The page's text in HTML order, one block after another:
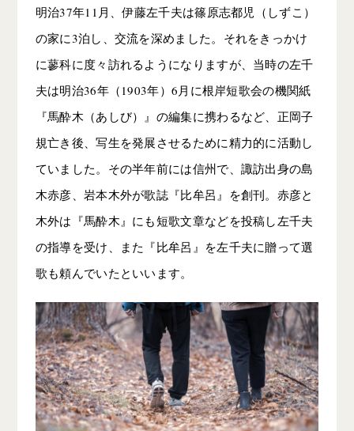
明治37年11月、伊藤左千夫は篠原志都児（しずこ）
の家に3泊し、交流を深めました。それをきっかけ
に蓼科に度々訪れるようになりますが、当時の左千
夫は明治36年（1903年）6月に根岸短歌会の機関紙
『馬酔木（あしび）』の編集に携わるなど、正岡子
規亡き後、写生を発展させるために精力的に活動し
ていました。その半年前には信州で、諏訪出身の島
木赤彦、岩本木外が歌誌『比牟呂』を創刊。赤彦と
木外は『馬酔木』にも短歌文章などを投稿し左千夫
の指導を受け、また『比牟呂』を左千夫に贈って選
歌も頼んでいたといいます。